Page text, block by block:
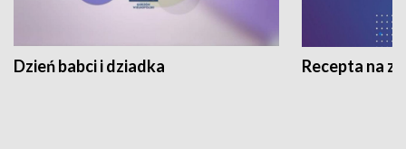
Dzień babci i dziadka Recepta na